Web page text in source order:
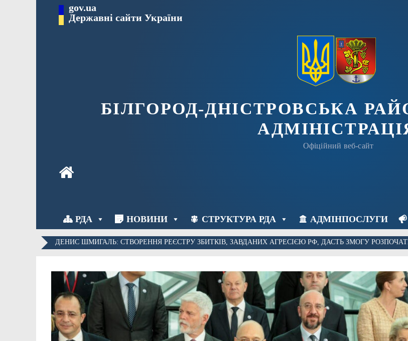
gov.ua
Державні сайти України
БІЛГОРОД-ДНІСТРОВСЬКА
Офіційний веб-сайт
РДА НОВИНИ СТРУКТУРА РДА АДМІНПОСЛУГИ
ДЕНИС ШМИГАЛЬ: СТВОРЕННЯ РЕЄСТРУ ЗБИТКІВ, ЗАВДАНИХ АГРЕСІЄЮ РФ, ДАСТЬ ЗМОГУ